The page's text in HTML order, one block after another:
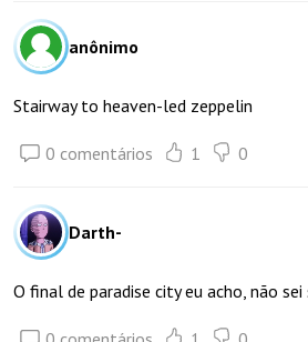
anônimo
Stairway to heaven-led zeppelin
0 comentários 1 0
Darth-
O final de paradise city eu acho, não sei